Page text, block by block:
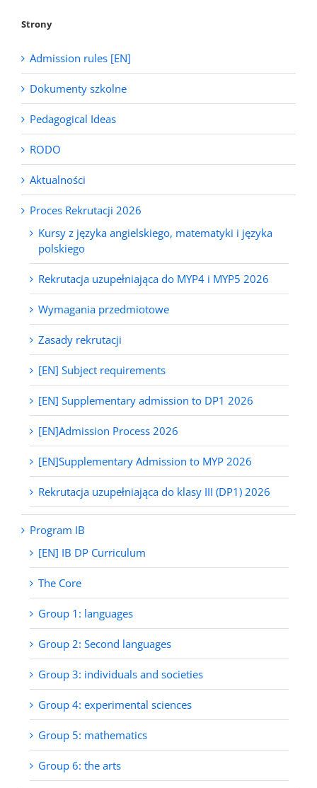
Strony
Admission rules [EN]
Dokumenty szkolne
Pedagogical Ideas
RODO
Aktualności
Proces Rekrutacji 2026
Kursy z języka angielskiego, matematyki i języka
polskiego
Rekrutacja uzupełniająca do MYP4 i MYP5 2026
Wymagania przedmiotowe
Zasady rekrutacji
[EN] Subject requirements
[EN] Supplementary admission to DP1 2026
[EN]Admission Process 2026
[EN]Supplementary Admission to MYP 2026
Rekrutacja uzupełniająca do klasy III (DP1) 2026
Program IB
[EN] IB DP Curriculum
The Core
Group 1: languages
Group 2: Second languages
Group 3: individuals and societies
Group 4: experimental sciences
Group 5: mathematics
Group 6: the arts